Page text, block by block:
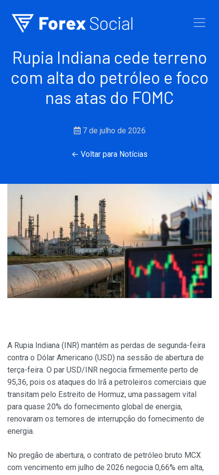
Rupia Indiana cede terreno
com alta do petróleo e foco
nas atas do FOMC
7 de julho de 2026
← Voltar para Notícias
A Rupia Indiana (INR) mantém as perdas de segunda-feira
contra o Dólar Americano (USD) na sessão de abertura de
terça-feira. O par USD/INR negocia firmemente perto de
95,36, pois os ataques do Irã a petroleiros comerciais que
transitam pelo Estreito de Hormuz, uma passagem vital
para quase 20% do fornecimento global de energia,
renovaram os temores de interrupção do fornecimento de
energia.
No pregão de abertura, o contrato de petróleo bruto MCX
com vencimento em julho de 2026 negocia 0,66% em alta,